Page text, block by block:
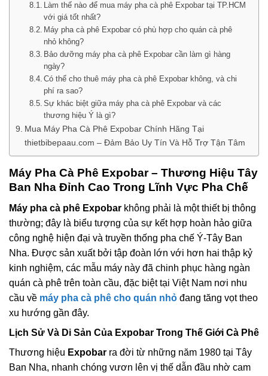
Làm thế nào để mua máy pha cà phê Expobar tại TP.HCM
với giá tốt nhất?
Máy pha cà phê Expobar có phù hợp cho quán cà phê
nhỏ không?
Bảo dưỡng máy pha cà phê Expobar cần làm gì hàng
ngày?
Có thể cho thuê máy pha cà phê Expobar không, và chi
phí ra sao?
Sự khác biệt giữa máy pha cà phê Expobar và các
thương hiệu Ý là gì?
Mua Máy Pha Cà Phê Expobar Chính Hãng Tại
thietbibepaau.com – Đảm Bảo Uy Tín Và Hỗ Trợ Tận Tâm
Máy Pha Cà Phê Expobar– Thương Hiệu Tây
Ban Nha Đỉnh Cao Trong Lĩnh Vực Pha Chế
Máy pha cà phê Expobar không phải là một thiết bị thông
thường; đây là biểu tượng của sự kết hợp hoàn hảo giữa
công nghệ hiện đại và truyền thống pha chế Ý-Tây Ban
Nha. Được sản xuất bởi tập đoàn lớn với hơn hai thập kỷ
kinh nghiệm, các mẫu máy này đã chinh phục hàng ngàn
quán cà phê trên toàn cầu, đặc biệt tại Việt Nam nơi nhu
cầu về máy pha cà phê cho quán nhỏ đang tăng vọt theo
xu hướng gần đây.
Lịch Sử Và Di Sản Của Expobar Trong Thế Giới Cà Phê
Thương hiệu Expobar ra đời từ những năm 1980 tại Tây
Ban Nha, nhanh chóng vươn lên vị thế dẫn đầu nhờ cam